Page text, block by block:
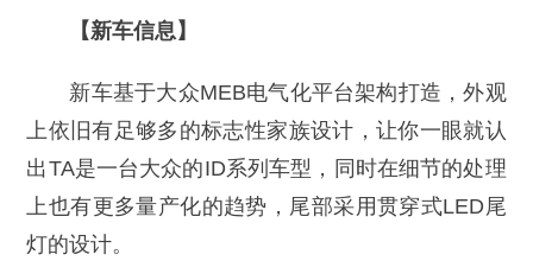
【新车信息】
新车基于大众MEB电气化平台架构打造，外观
上依旧有足够多的标志性家族设计，让你一眼就认
出TA是一台大众的ID系列车型，同时在细节的处理
上也有更多量产化的趋势，尾部采用贯穿式LED尾
灯的设计。